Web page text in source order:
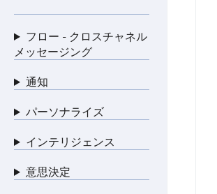
フロー - クロスチャネル
メッセージング
通知
パーソナライズ
インテリジェンス
意思決定